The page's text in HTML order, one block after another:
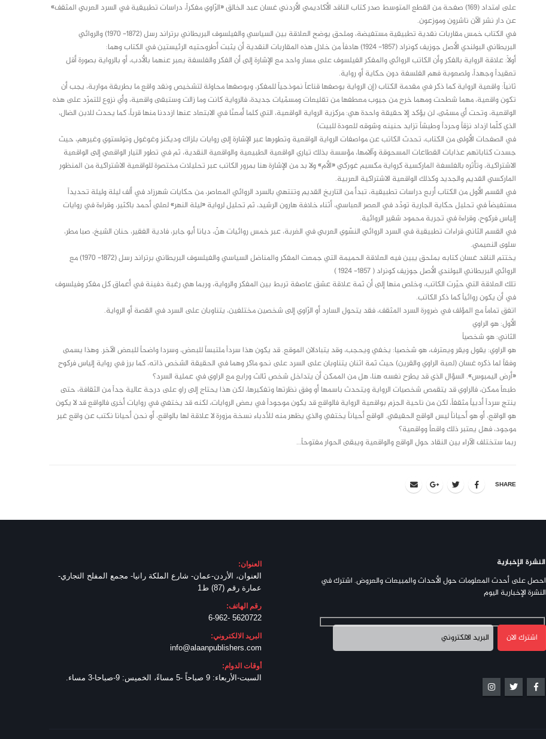
على امتداد (169) صفحة من القطع المتوسط صدر كتاب الناقد الأكاديمي الأردني غسان عبد الخالق «الرّاوي مفكراً، دراسات تطبيقية في السرد العربي المثقف»
عن دار نشر الآن ناشرون وموزعون.
في الكتاب خمس مقاربات نقدية تطبيقية مستفيضة، وملحق يوضح العلاقة بين السياسي والفيلسوف البريطاني برتراند رسل (1872- 1970) والروائي
البريطاني البولندي الأصل جوزيف كونراد (1857- 1924) هادفاً من خلال هذه المقاربات النقدية أن يثبت أطروحتيه الرئيستين في الكتاب وهما:
أولاً: علاقة الرواية بالفكر وأن الكاتب الروائي والمفكر الفيلسوف على مسار واحد مع الإشارة إلى أن الفكر والفلسفة يعبر عنهما بالأدب، أو بالرواية بصورة أقل
تعقيداً وجهداً، ولصعوبة فهم الفلسفة دون حكاية أو رواية.
ثانياً: واقعية الرواية كما ذكر في مقدمة الكتاب (إن الرواية بوصفها قناعاً نموذجياً للمفكر، وبوصفها محاولة لتشخيص ونقد واقع ما بطريقة مواربة، يجب أن
تكون واقعية، مهما شطحت ومهما خرج من جيوب معطفها من تقليعات ومسمّيات جديدة، فالرواية كانت وما زالت وستبقى واقعية، وأي نزوع للتمرّد على هذه
الواقعية، وتحت أي مسمّى، لن يؤكد إلا حقيقة واحدة هي: مركزية الرواية الواقعية، التي كلما أمعنّا في الابتعاد عنها ازددنا منها قرباً، كما يحدث للابن الضال،
الذي كلّما ازداد نزقاً وحرداً وطيشاً تزايد حنينه وشوقه للعودة للبيت)
في الصفحات الأولى من الكتاب، تحدث الكاتب عن مواصفات الرواية الواقعية وتطورها عبر الإشارة إلى روايات بلزاك وديكنز وغوغول وتولستوي وغيرهم، حيث
جسدت كتاباتهم عذابات القطاعات المسحوقة وآلامها، مؤسسة بذلك تياري الواقعية الطبيعية والواقعية النقدية، ثم في تطور التيار الواقعي إلى الواقعية
الاشتراكية، وتأثره بالفلسفة الماركسية كرواية مكسيم غوركي «الأم» ولا بد من الإشارة هنا بمرور الكاتب عبر تحليلات مختصرة للواقعية الاشتراكية من المنظور
الماركسي القديم والجديد وكذلك الواقعية الاشتراكية العربية.
في القسم الأول من الكتاب أربع دراسات تطبيقية، تبدأ من التاريخ القديم وتنتهي بالسرد الروائي المعاصر، من حكايات شهرزاد في ألف ليلة وليلة تحديداً
مستفيضاً في تحليل حكاية الجارية تودّد في العصر العباسي، أثناء خلافة هارون الرشيد، ثم تحليل لرواية «ليلة النهر» لعلي أحمد باكثير، وقراءة في روايات
إلياس فركوح، وقراءة في تجربة محمود شقير الروائية.
في القسم الثاني قراءات تطبيقية في السرد الروائي النسّوي العربي في الغربة، عبر خمس روائيات هنّ، ديانا أبو جابر، فادية الفقير، حنان الشيخ، صبا مطر،
سلوى النعيمي.
يختتم الناقد غسان كتابه بملحق يبين فيه العلاقة الحميمة التي جمعت المفكر والمناضل السياسي والفيلسوف البريطاني برتراند رسل (1872- 1970) مع
الروائي البريطاني البولندي الأصل جوزيف كونراد ( 1857- 1924 )
تلك العلاقة التي حيّرت الكاتب، وخلص منها إلى أن ثمة علاقة عشق عاصفة تربط بين المفكر والرواية، وربما هي رغبة دفينة في أعماق كل مفكر وفيلسوف
في أن يكون روائياً كما ذكر الكاتب.
اتفق تماماً مع المؤلف في ضرورة السرد المثقف، فقد يتحول السارد أو الرّاوي إلى شخصين مختلفين، يتناوبان على السرد في القصة أو الرواية.
الأول: هو الراوي
الثاني: هو شخصياً
هو الراوي: يقول ويقر ويعترف، هو شخصيا: يخفي ويحجب، وقد يتبادلان الموقع. قد يكون هذا سرداً ملتبساً للبعض، وسردا واضحاً للبعض الآخر. وهذا يسمى
وفقاً لما ذكره غسان (لعبة الراوي والقرين) حيث ثمة اثنان يتناوبان على السرد على نحو ماكر وهما في الحقيقة الشخص ذاته، كما برز في رواية إلياس فركوح
«أرض اليمبوس». السؤال الذي قد يطرح نفسه هنا، هل من الممكن أن يتداخل شخص ثالث ورابع مع الراوي في عملية السرد؟
طبعاً ممكن، فالراوي قد يتقمص شخصيات الرواية ويتحدث باسمها أو وفق نظرتها وتفكيرها، لكن هذا يحتاج إلى راو على درجة عالية جداً من الثقافة، حتى
ينتج سرداً أدبياً مثقفاً، لكن من ناحية الجزم بواقعية الرواية فالواقع قد يكون موجوداً في بعض الروايات، لكنه قد يختفي في روايات أخرى فالواقع قد لا يكون
هو الواقع، أو هو أحياناً ليس الواقع الحقيقي. الواقع أحياناً يختفي والذي يظهر منه للأدباء نسخة مزورة لا علاقة لها بالواقع، أو نحن أحيانا نكتب عن واقع غير
موجود، فهل يعتبر ذلك واقعاً وواقعية؟
ربما ستختلف الآراء بين النقاد حول الواقع والواقعية ويبقى الحوار مفتوحاً…
SHARE
النشرة الإخبارية
احصل على أحدث المعلومات حول الأحداث والمبيعات والعروض. اشترك في
النشرة الإخبارية اليوم
العنوان:
العنوان، الأردن-عمان- شارع الملكة رانيا- مجمع المفلح التجاري-
عمارة رقم (87) ط1
رقم الهاتف:
5620722 -6-962
البريد الالكتروني:
info@alaanpublishers.com
أوقات الدوام:
السبت-الأربعاء: 9 صباحاً -5 مساءً، الخميس: 9-صباحا-3 مساء.